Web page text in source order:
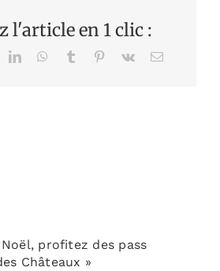
l'article en 1 clic :
LinkedInWhatsApp
Tumblr Pinterest
Vk Email
Noël, profitez des pass
Châteaux »